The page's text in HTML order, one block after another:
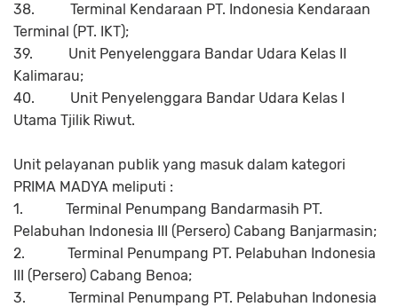
38.
Terminal Kendaraan PT. Indonesia Kendaraan
Terminal (PT. IKT);
39.
Unit Penyelenggara Bandar Udara Kelas II
Kalimarau;
40.
Unit Penyelenggara Bandar Udara Kelas I
Utama Tjilik Riwut.
Unit pelayanan publik yang masuk dalam kategori
PRIMA MADYA meliputi :
1.
Terminal Penumpang Bandarmasih PT.
Pelabuhan Indonesia III (Persero) Cabang Banjarmasin;
2.
Terminal Penumpang PT. Pelabuhan Indonesia
III (Persero) Cabang Benoa;
3.
Terminal Penumpang PT. Pelabuhan Indonesia